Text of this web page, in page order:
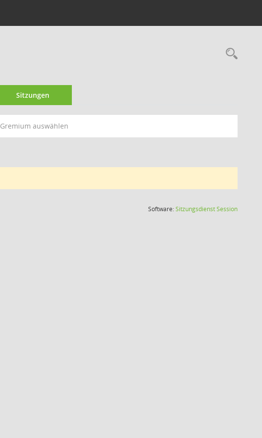
Sitzungen
Gremium auswählen
Software:SitzungsdienstSession(Wird in